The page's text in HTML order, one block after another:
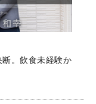
断。飲食未経験か